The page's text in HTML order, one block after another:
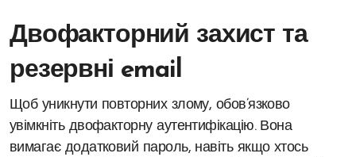
Двофакторний захист та
резервні email
Щоб уникнути повторних злому, обов’язково
увімкніть двофакторну аутентифікацію. Вона
вимагає додатковий пароль, навіть якщо хтось